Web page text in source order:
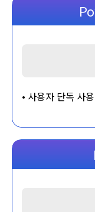
• 사용자 단독 사